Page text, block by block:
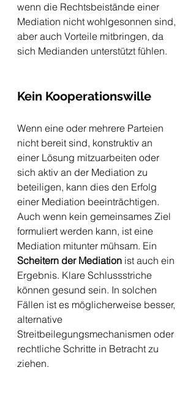
wenn die Rechtsbeistände einer
Mediation nicht wohlgesonnen sind,
aber auch Vorteile mitbringen, da
sich Medianden unterstützt fühlen.
Kein Kooperationswille
Wenn eine oder mehrere Parteien
nicht bereit sind, konstruktiv an
einer Lösung mitzuarbeiten oder
sich aktiv an der Mediation zu
beteiligen, kann dies den Erfolg
einer Mediation beeinträchtigen.
Auch wenn kein gemeinsames Ziel
formuliert werden kann, ist eine
Mediation mitunter mühsam. Ein
Scheitern der Mediation ist auch ein
Ergebnis. Klare Schlussstriche
können gesund sein. In solchen
Fällen ist es möglicherweise besser,
alternative
Streitbeilegungsmechanismen oder
rechtliche Schritte in Betracht zu
ziehen.